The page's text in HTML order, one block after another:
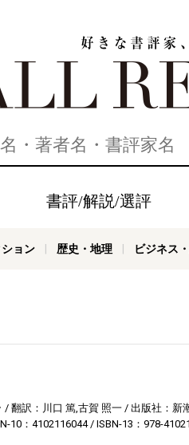
書評/解説/選評
ョン 歴史・地理 ビジネス
翻訳：川口 篤,古賀 照一 出版社：新
10：4102116044 ISBN-13：978-